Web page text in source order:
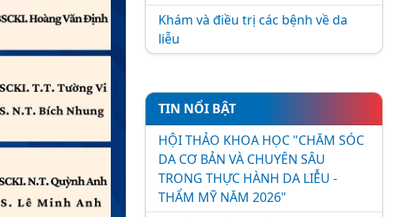
Khám và điều trị các bệnh về da
liễu
TIN NỔI BẬT
HỘI THẢO KHOA HỌC "CHĂM SÓC
DA CƠ BẢN VÀ CHUYÊN SÂU
TRONG THỰC HÀNH DA LIỄU -
THẨM MỸ NĂM 2026"